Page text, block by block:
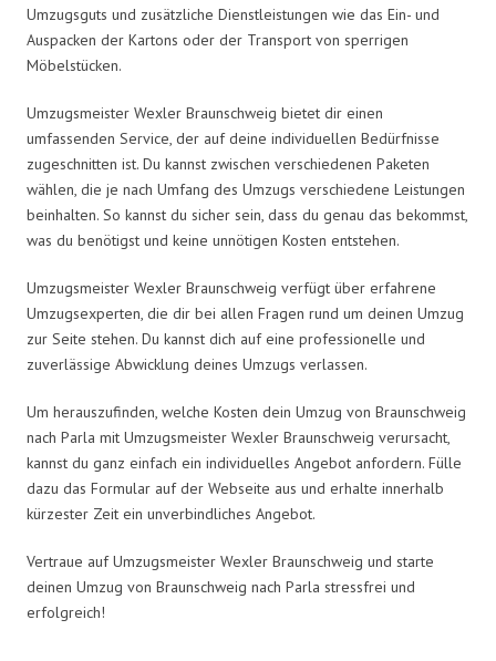
Umzugsguts und zusätzliche Dienstleistungen wie das Ein- und
Auspacken der Kartons oder der Transport von sperrigen
Möbelstücken.
Umzugsmeister Wexler Braunschweig bietet dir einen
umfassenden Service, der auf deine individuellen Bedürfnisse
zugeschnitten ist. Du kannst zwischen verschiedenen Paketen
wählen, die je nach Umfang des Umzugs verschiedene Leistungen
beinhalten. So kannst du sicher sein, dass du genau das bekommst,
was du benötigst und keine unnötigen Kosten entstehen.
Umzugsmeister Wexler Braunschweig verfügt über erfahrene
Umzugsexperten, die dir bei allen Fragen rund um deinen Umzug
zur Seite stehen. Du kannst dich auf eine professionelle und
zuverlässige Abwicklung deines Umzugs verlassen.
Um herauszufinden, welche Kosten dein Umzug von Braunschweig
nach Parla mit Umzugsmeister Wexler Braunschweig verursacht,
kannst du ganz einfach ein individuelles Angebot anfordern. Fülle
dazu das Formular auf der Webseite aus und erhalte innerhalb
kürzester Zeit ein unverbindliches Angebot.
Vertraue auf Umzugsmeister Wexler Braunschweig und starte
deinen Umzug von Braunschweig nach Parla stressfrei und
erfolgreich!